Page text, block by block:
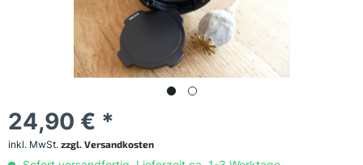
24,90 € *
inkl. MwSt. zzgl. Versandkosten